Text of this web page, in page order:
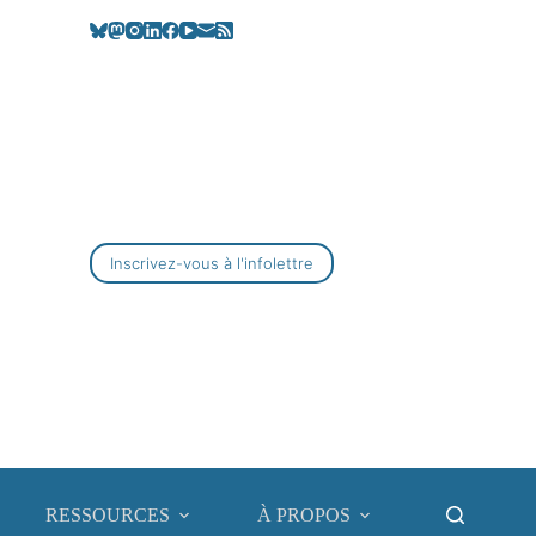
Inscrivez-vous à l'infolettre
RESSOURCES À PROPOS